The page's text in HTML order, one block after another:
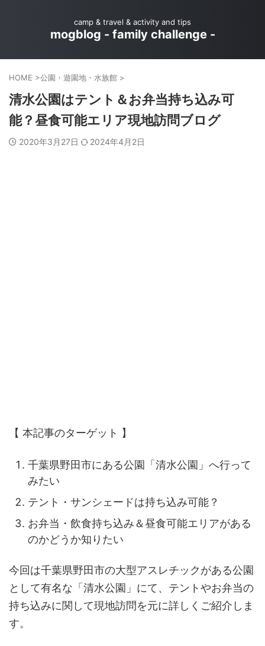
camp & travel & activity and tips
mogblog - family challenge -
HOME >公園・遊園地・水族館 >
清水公園はテント＆お弁当持ち込み可
能？昼食可能エリア現地訪問ブログ
2020年3月27日 2024年4月2日
【 本記事のターゲット 】
千葉県野田市にある公園「清水公園」へ行って
みたい
テント・サンシェードは持ち込み可能？
お弁当・飲食持ち込み＆昼食可能エリアがある
のかどうか知りたい
今回は千葉県野田市の大型アスレチックがある公園
として有名な「清水公園」にて、テントやお弁当の
持ち込みに関して現地訪問を元に詳しくご紹介しま
す。